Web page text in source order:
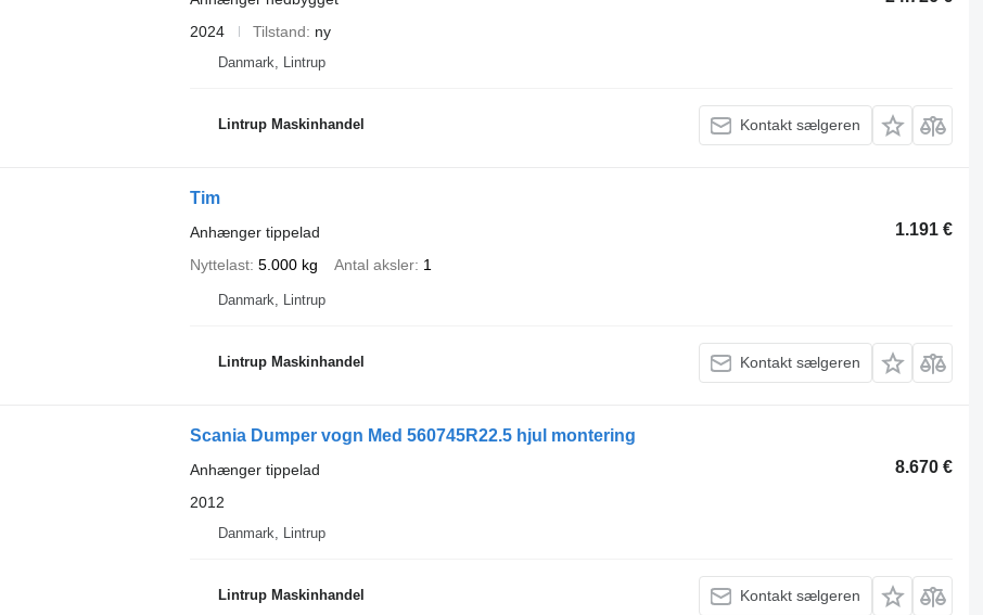
2024
Tilstand ny
Danmark, Lintrup
Lintrup Maskinhandel Kontakt sælgeren
Tim
1.191 €
Anhænger tippelad
Nyttelast 5.000 kg Antal aksler 1
Danmark, Lintrup
Lintrup Maskinhandel Kontakt sælgeren
Scania Dumper vogn Med 560745R22.5 hjul montering
8.670 €
Anhænger tippelad
2012
Danmark, Lintrup
Lintrup Maskinhandel Kontakt sælgeren